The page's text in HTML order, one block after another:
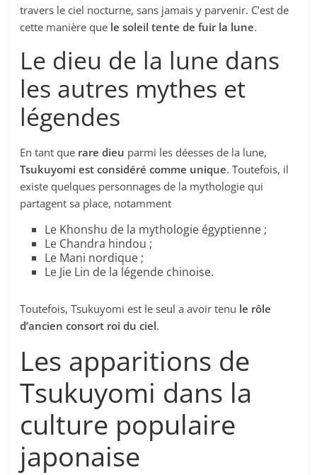
travers le ciel nocturne, sans jamais y parvenir. C’est de
cette manière que le soleil tente de fuir la lune.
Le dieu de la lune dans
les autres mythes et
légendes
En tant que rare dieu parmi les déesses de la lune,
Tsukuyomi est considéré comme unique. Toutefois, il
existe quelques personnages de la mythologie qui
partagent sa place, notamment
Le Khonshu de la mythologie égyptienne ;
Le Chandra hindou ;
Le Mani nordique ;
Le Jie Lin de la légende chinoise.
Toutefois, Tsukuyomi est le seul a avoir tenu le rôle
d’ancien consort roi du ciel.
Les apparitions de
Tsukuyomi dans la
culture populaire
japonaise